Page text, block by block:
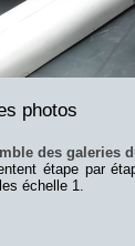
photos
des galeries
étape par
échelle 1.